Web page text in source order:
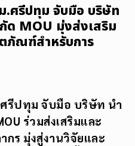
.ศรีปทุม จับมือ บริษัท
ด MOU มุ่งส่งเสริม
ภัณฑ์สำหรับการ
รีปทุม จับมือ บริษัท นำ
ร่วมส่งเสริมและ
ร มุ่งสู่งานวิจัยและ